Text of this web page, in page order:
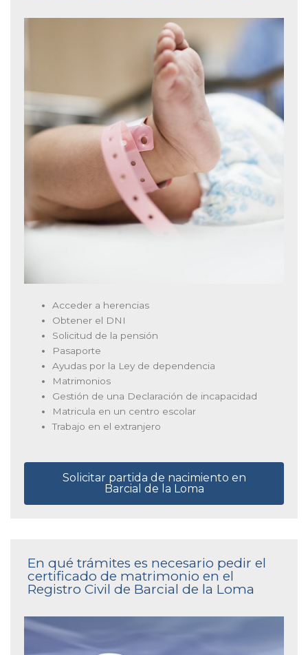
Acceder a herencias
Obtener el DNI
Solicitud de la pensión
Pasaporte
Ayudas por la Ley de dependencia
Matrimonios
Gestión de una Declaración de incapacidad
Matricula en un centro escolar
Trabajo en el extranjero
Solicitar partida de nacimiento en
Barcial de la Loma
En qué trámites es necesario pedir el
certificado de matrimonio en el
Registro Civil de Barcial de la Loma